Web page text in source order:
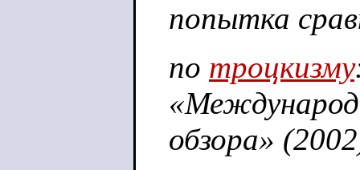
попытка
по троцкизму
обзора»